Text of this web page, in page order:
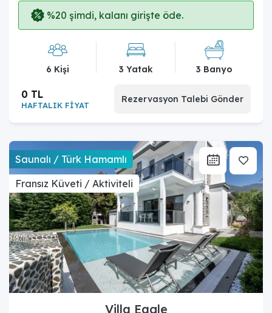
%20 şimdi, kalanı girişte öde.
6 Kişi 3 Yatak 3 Banyo
HAFTALIK FİYAT
0 TL Rezervasyon Talebi Gönder
Saunalı / Türk Hamamlı
Fransız Küveti / Aktiviteli
Villa Eagle